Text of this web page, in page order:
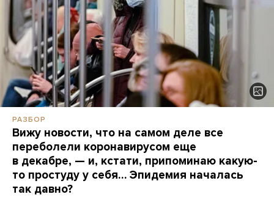
РАЗБОР
Вижу новости, что на самом деле все
переболели коронавирусом еще
в декабре, — и, кстати, припоминаю какую-
то простуду у себя… Эпидемия началась
так давно?